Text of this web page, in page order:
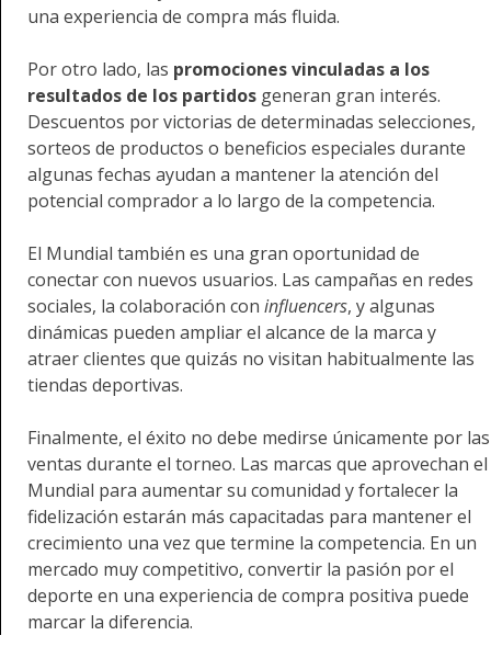
una experiencia de compra más fluida.
Por otro lado, las promociones vinculadas a los
resultados de los partidos generan gran interés.
Descuentos por victorias de determinadas selecciones,
sorteos de productos o beneficios especiales durante
algunas fechas ayudan a mantener la atención del
potencial comprador a lo largo de la competencia.
El Mundial también es una gran oportunidad de
conectar con nuevos usuarios. Las campañas en redes
sociales, la colaboración con influencers, y algunas
dinámicas pueden ampliar el alcance de la marca y
atraer clientes que quizás no visitan habitualmente las
tiendas deportivas.
Finalmente, el éxito no debe medirse únicamente por las
ventas durante el torneo. Las marcas que aprovechan el
Mundial para aumentar su comunidad y fortalecer la
fidelización estarán más capacitadas para mantener el
crecimiento una vez que termine la competencia. En un
mercado muy competitivo, convertir la pasión por el
deporte en una experiencia de compra positiva puede
marcar la diferencia.